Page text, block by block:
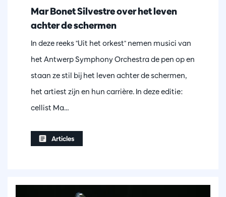
Mar Bonet Silvestre over het leven
achter de schermen
In deze reeks "Uit het orkest" nemen musici van
het Antwerp Symphony Orchestra de pen op en
staan ze stil bij het leven achter de schermen,
het artiest zijn en hun carrière. In deze editie:
cellist Ma…
Articles